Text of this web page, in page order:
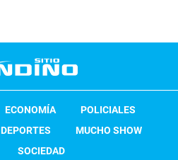
ECONOMÍA
POLICIALES
DEPORTES
MUCHO SHOW
SOCIEDAD